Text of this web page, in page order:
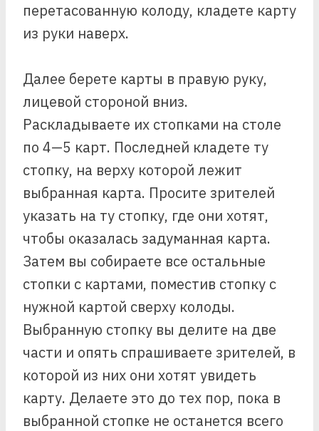
перетасованную колоду, кладете карту
из руки наверх.
Далее берете карты в правую руку,
лицевой стороной вниз.
Раскладываете их стопками на столе
по 4—5 карт. Последней кладете ту
стопку, на верху которой лежит
выбранная карта. Просите зрителей
указать на ту стопку, где они хотят,
чтобы оказалась задуманная карта.
Затем вы собираете все остальные
стопки с картами, поместив стопку с
нужной картой сверху колоды.
Выбранную стопку вы делите на две
части и опять спрашиваете зрителей, в
которой из них они хотят увидеть
карту. Делаете это до тех пор, пока в
выбранной стопке не останется всего